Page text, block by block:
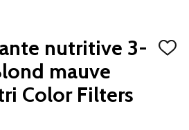
nutritive 3-
mauve
Color Filters